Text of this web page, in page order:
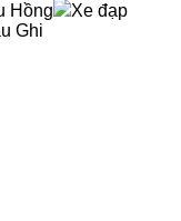
Hồng
Xe đạp
Ghi